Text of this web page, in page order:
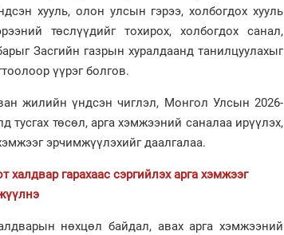
хууль, олон улсын гэрээ, холбогдох хууль
төслүүдийг тохирох, холбогдох санал,
Засгийн газрын хуралдаанд танилцуулахыг
үүрэг болгов.
жилийн үндсэн чиглэл, Монгол Улсын 2026-
тусгах төсөл, арга хэмжээний саналаа ирүүлэх,
эрчимжүүлэхийг даалгалаа.
халдвар гарахаас сэргийлэх арга хэмжээг
нөхцөл байдал, авах арга хэмжээний